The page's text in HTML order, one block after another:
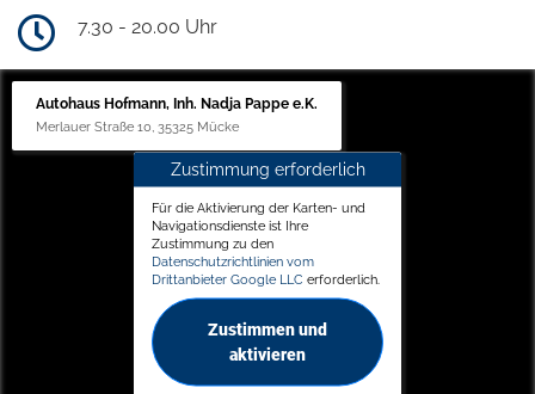
7.30 - 20.00 Uhr
Autohaus Hofmann, Inh. Nadja Pappe e.K.
Merlauer Straße 10, 35325 Mücke
Zustimmung erforderlich
Für die Aktivierung der Karten- und
Navigationsdienste ist Ihre
Zustimmung zu den
Datenschutzrichtlinien vom
Drittanbieter Google LLC erforderlich.
Zustimmen und
aktivieren